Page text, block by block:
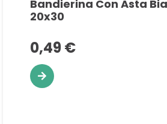
Bandierina Con Asta
20x30
0,49 €